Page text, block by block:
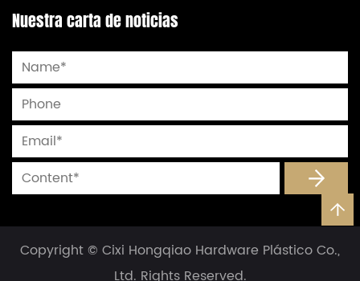
Nuestra carta de noticias
Copyright © Cixi Hongqiao Hardware Plástico Co.,
Ltd. Rights Reserved.